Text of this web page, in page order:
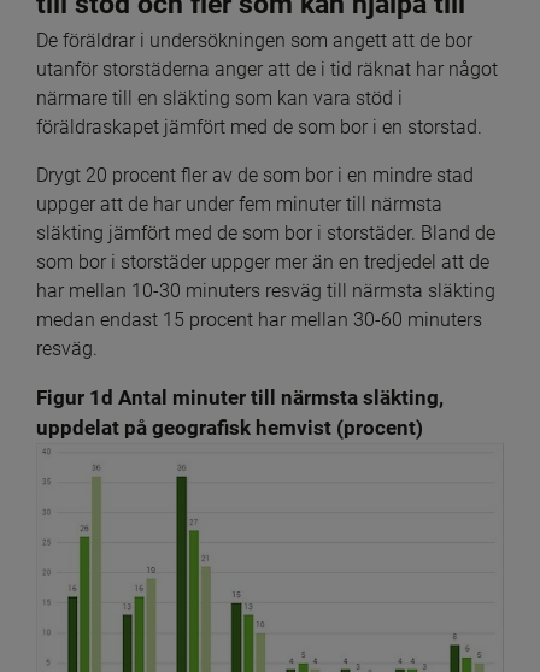
De föräldrar i undersökningen som angett att de bor
utanför storstäderna anger att de i tid räknat har något
närmare till en släkting som kan vara stöd i
föräldraskapet jämfört med de som bor i en storstad.
Drygt 20 procent fler av de som bor i en mindre stad
uppger att de har under fem minuter till närmsta
släkting jämfört med de som bor i storstäder. Bland de
som bor i storstäder uppger mer än en tredjedel att de
har mellan 10-30 minuters resväg till närmsta släkting
medan endast 15 procent har mellan 30-60 minuters
resväg.
Figur 1d Antal minuter till närmsta släkting,
uppdelat på geografisk hemvist (procent)